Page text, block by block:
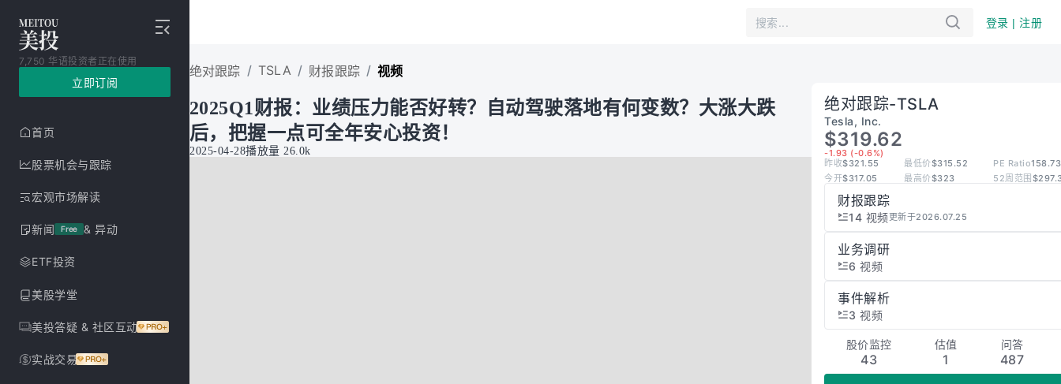
7,750 华语投资者正在使用
立即订阅
首页
股票机会与跟踪
宏观市场解读
新闻 Free & 异动
ETF投资
美股学堂
美投答疑 & 社区互动
实战交易
绝对跟踪 / TSLA / 财报跟踪 / 视频
2025Q1财报：业绩压力能否好转？自动驾驶落地有何变数？大涨大跌
后，把握一点可全年安心投资！
2025-04-28播放量 26.0k
绝对跟踪-TSLA
Tesla, Inc.
$319.62
-1.93 (-0.6%)
昨收$321.55 最低价$315.52 PE Ratio158.73
今开$317.05 最高价$323 52周范围
财报跟踪
14 视频更新于2026.07.25
业务调研
6 视频
事件解析
3 视频
股价监控
43
估值
1
问答
487
登录 | 注册